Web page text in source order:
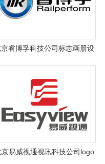
睿博孚科技公司标志画册设
京易威视通视讯科技公司logo